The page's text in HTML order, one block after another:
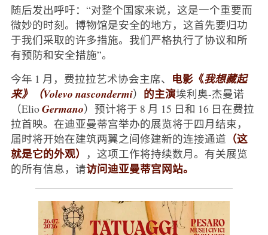
随后发出呼吁：“对整个国家来说，这是一个重要而
微妙的时刻。博物馆是安全的地方，这首先要归功
于我们采取的许多措施。我们严格执行了协议和所
有预防和安全措施”。
今年 1 月，费拉拉艺术协会主席、 电影《我想藏起
来》（Volevo nascondermi） 的主演埃利奥-杰曼诺
（ElioGermano）预计将于 8 月 15 日和 16 日在费拉
拉首映。在迪亚曼蒂宫举办的展览将于四月结束，
届时将开始在建筑两翼之间修建新的连接通道 （这
就是它的外观）
，这项工作将持续数月。有关展览
的所有信息，请访问迪亚曼蒂宫网站。